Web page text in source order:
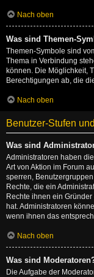
Nach oben
Was sind Themen-
Themen-Symbole sind
Thema in Verbindung
können. Die Möglichkeit,
Berechtigungen ab, die
Nach oben
Benutzer-Stufen
Was sind
Administratoren haben
Art von Aktion im Forum
sperren,
Rechte, die ein
Rechte ihnen ein
hat. Administratoren
wenn ihnen das
Nach oben
Was sind
Die Aufgabe der